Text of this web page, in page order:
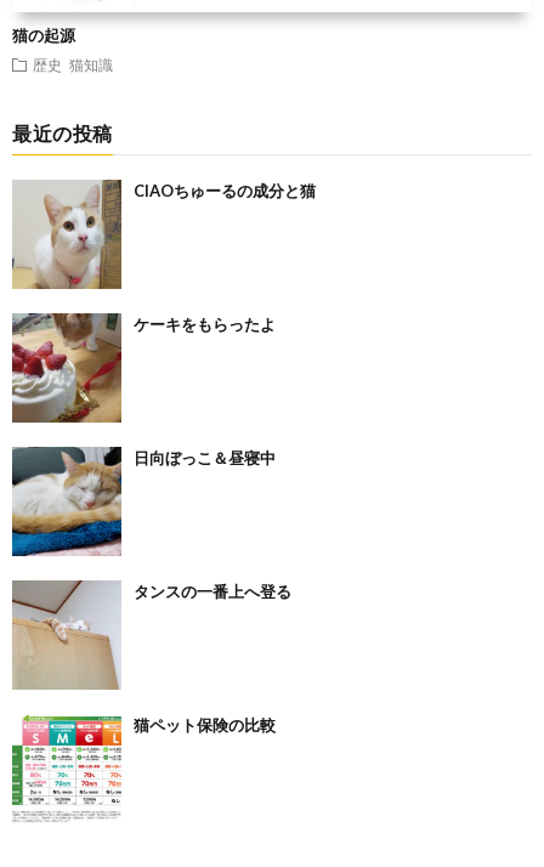
猫の起源
歴史 猫知識
最近の投稿
CIAOちゅーるの成分と猫
ケーキをもらったよ
日向ぼっこ＆昼寝中
タンスの一番上へ登る
猫ペット保険の比較